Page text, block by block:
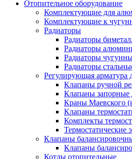
Отопительное оборудование
Комплектующие для
Комплектующие к
Радиаторы
Радиаторы
Радиаторы
Радиаторы
Радиаторы
Регулирующая арматура
Клапаны ручной
Клапаны запорные
Краны Маевского
Клапаны
Комплекты
Термостатические
Клапаны
Клапаны
Котлы отопительные